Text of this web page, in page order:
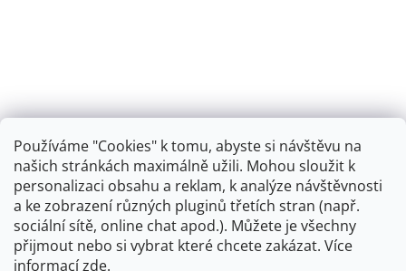
Používáme "Cookies" k tomu, abyste si návštěvu na
našich stránkách maximálně užili. Mohou sloužit k
personalizaci obsahu a reklam, k analýze návštěvnosti
a ke zobrazení různých pluginů třetích stran (např.
sociální sítě, online chat apod.). Můžete je všechny
přijmout nebo si vybrat které chcete zakázat. Více
informacízde.
Retro koupelna